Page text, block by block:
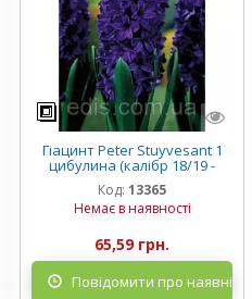
Гіацинт Peter Stuyvesant 1
цибулина (калібр 18/19 -
дуже великий)
Код: 13365
Немає в наявності
65,59 грн.
Повідомити про